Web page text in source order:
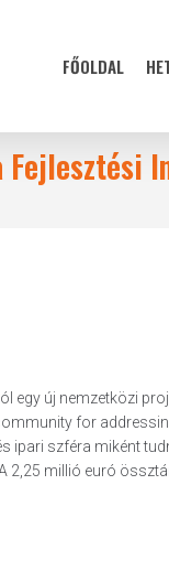
FŐOLDAL
egy új nemzetközi
for
szféra miként
2,25 millió euró